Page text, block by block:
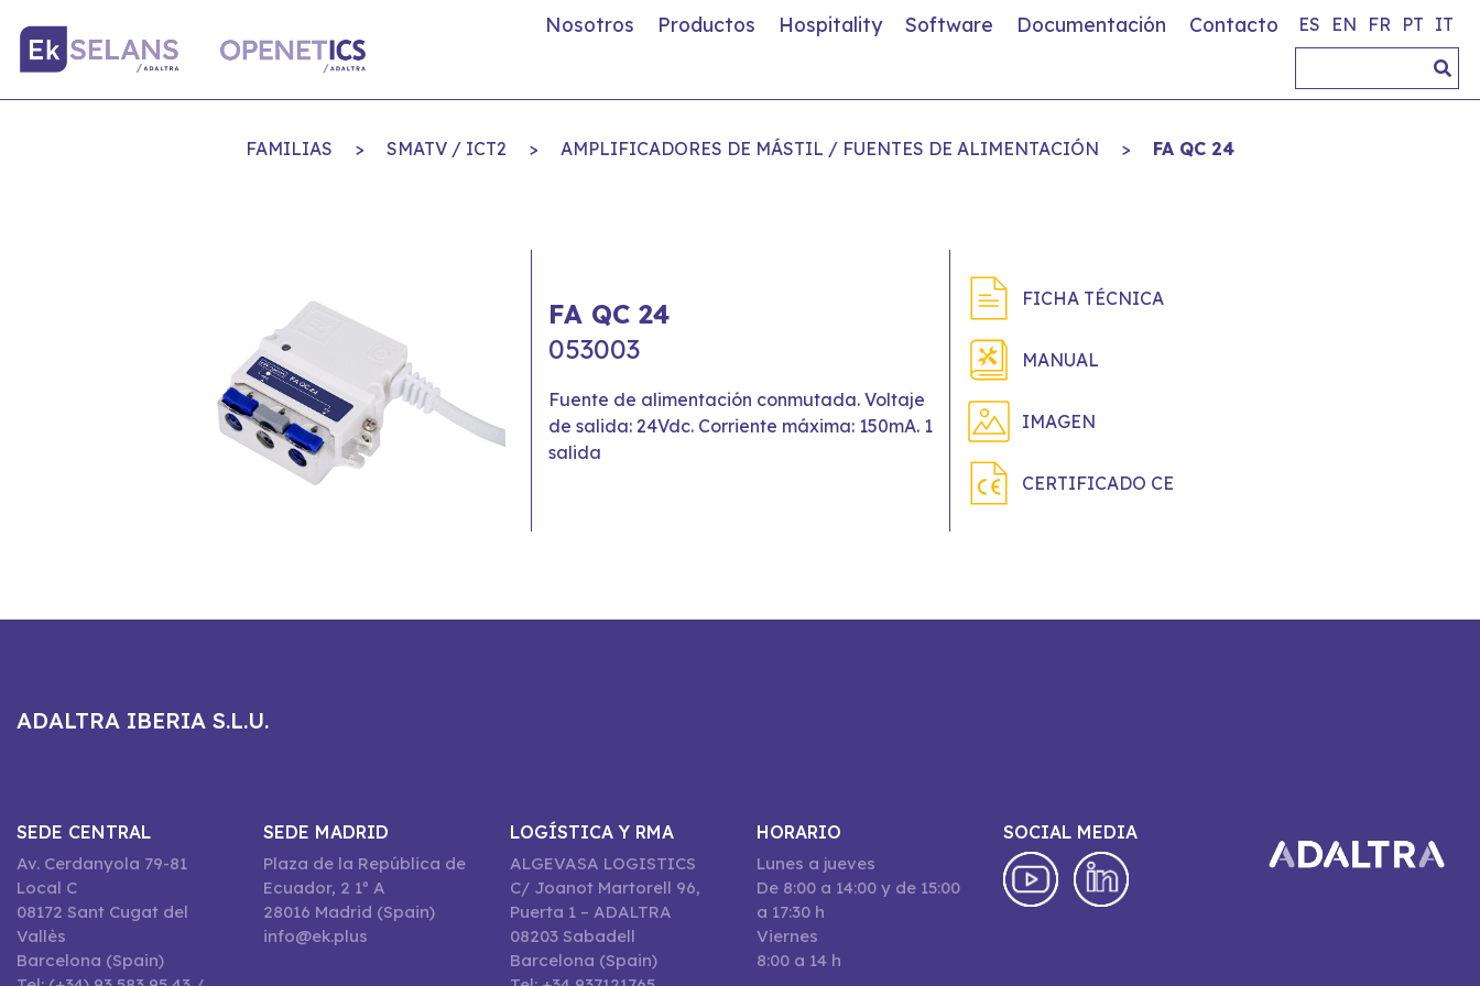
Nosotros Productos Hospitality Software Documentación Contacto ES EN FR PT IT
FAMILIAS > SMATV / ICT2 > AMPLIFICADORES DE MÁSTIL / FUENTES DE ALIMENTACIÓN > FA QC 24
FA QC 24
053003
Fuente de alimentación conmutada. Voltaje
de salida: 24Vdc. Corriente máxima: 150mA. 1
salida
FICHA TÉCNICA
MANUAL
IMAGEN
CERTIFICADO CE
ADALTRA IBERIA S.L.U.
SEDE CENTRAL
Av. Cerdanyola 79-81
Local C
08172 Sant Cugat del
Vallès
Barcelona (Spain)
SEDE MADRID
Plaza de la República de
Ecuador, 2 1º A
28016 Madrid (Spain)
info@ek.plus
LOGÍSTICA Y RMA
ALGEVASA LOGISTICS
C/ Joanot Martorell 96,
Puerta 1 – ADALTRA
08203 Sabadell
Barcelona (Spain)
HORARIO
Lunes a jueves
De 8:00 a 14:00 y de 15:00
a 17:30 h
Viernes
8:00 a 14 h
SOCIAL MEDIA